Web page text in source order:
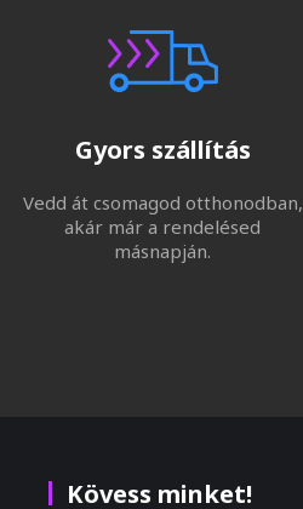
Gyors szállítás
Vedd át csomagod otthonodban,
akár már a rendelésed
másnapján.
Kövess minket!